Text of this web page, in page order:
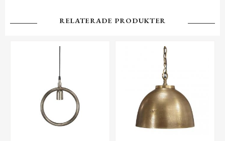
RELATERADE PRODUKTER